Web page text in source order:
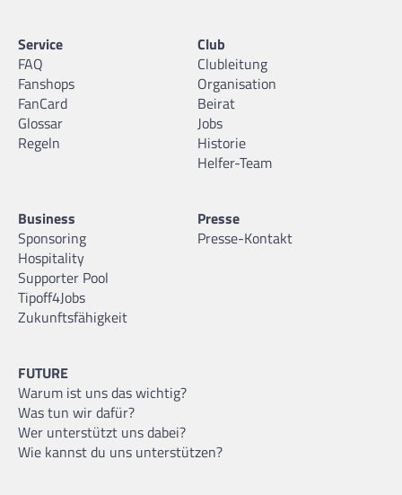
Service
FAQ
Fanshops
FanCard
Glossar
Regeln
Club
Clubleitung
Organisation
Beirat
Jobs
Historie
Helfer-Team
Business
Sponsoring
Hospitality
Supporter Pool
Tipoff4Jobs
Zukunftsfähigkeit
Presse
Presse-Kontakt
FUTURE
Warum ist uns das wichtig?
Was tun wir dafür?
Wer unterstützt uns dabei?
Wie kannst du uns unterstützen?